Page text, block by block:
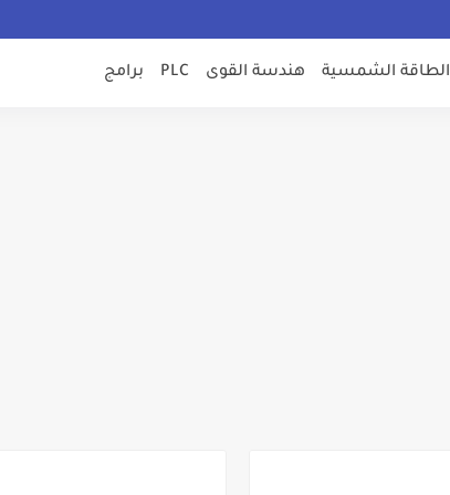
الطاقة الشمسية هندسة القوى PLC برامج